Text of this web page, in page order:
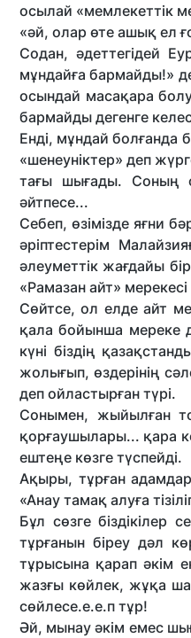
осылай «мемлекеттік
«әй, олар өте ашық ел
Содан, әдеттегідей
мұндайға бармайды!»
осындай масақара
бармайды дегенге
Енді, мұндай болғанда
«шенеуніктер» деп
тағы шығады. Соның
әйтпесе...
Себеп, өзімізде яғни
әріптестерім
әлеуметтік жағдайы
«Рамазан айт»
Сөйтсе, ол елде айт
қала бойынша мереке
күні біздің
жолығып, өздерінің
деп ойластырған түрі.
Сонымен, жыйылған
қорғаушылары... қара
ештеңе көзге түспейді.
Ақыры, тұрған
«Анау тамақ алуға
Бұл сөзге біздікілер
тұрғанын біреу дәл
тұрысына қарап әкім
жазғы көйлек, жұқа
сөйлесе.е.е.п тұр!
Әй, мынау әкім емес